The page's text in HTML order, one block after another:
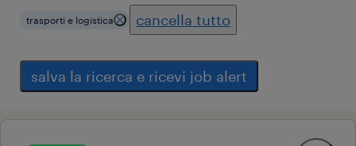
trasporti e logistica cancella tutto
salva la ricerca e ricevi job alert